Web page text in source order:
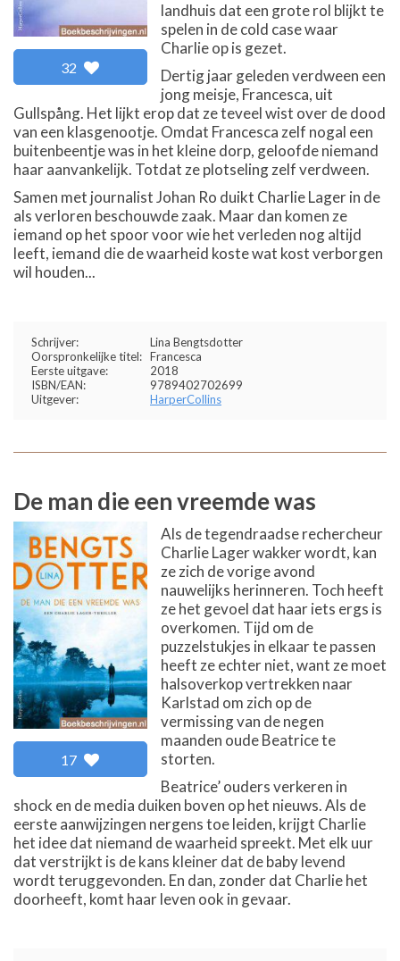
32
landhuis dat een grote rol blijkt te
spelen in de cold case waar
Charlie op is gezet.
Dertig jaar geleden verdween een
jong meisje, Francesca, uit
Gullspång. Het lijkt erop dat ze teveel wist over de dood
van een klasgenootje. Omdat Francesca zelf nogal een
buitenbeentje was in het kleine dorp, geloofde niemand
haar aanvankelijk. Totdat ze plotseling zelf verdween.
Samen met journalist Johan Ro duikt Charlie Lager in de
als verloren beschouwde zaak. Maar dan komen ze
iemand op het spoor voor wie het verleden nog altijd
leeft, iemand die de waarheid koste wat kost verborgen
wil houden...
Schrijver:
Lina Bengtsdotter
Oorspronkelijke titel: Francesca
Eerste uitgave:
2018
ISBN/EAN:
9789402702699
Uitgever:
HarperCollins
De man die een vreemde was
17
Als de tegendraadse rechercheur
Charlie Lager wakker wordt, kan
ze zich de vorige avond
nauwelijks herinneren. Toch heeft
ze het gevoel dat haar iets ergs is
overkomen. Tijd om de
puzzelstukjes in elkaar te passen
heeft ze echter niet, want ze moet
halsoverkop vertrekken naar
Karlstad om zich op de
vermissing van de negen
maanden oude Beatrice te
storten.
Beatrice’ ouders verkeren in
shock en de media duiken boven op het nieuws. Als de
eerste aanwijzingen nergens toe leiden, krijgt Charlie
het idee dat niemand de waarheid spreekt. Met elk uur
dat verstrijkt is de kans kleiner dat de baby levend
wordt teruggevonden. En dan, zonder dat Charlie het
doorheeft, komt haar leven ook in gevaar.